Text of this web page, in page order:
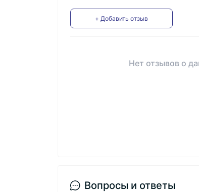
+ Добавить отзыв
Нет отзывов о
Вопросы и ответы